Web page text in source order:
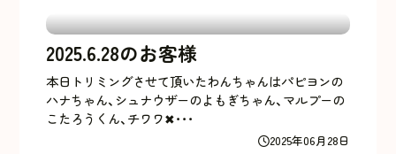
2025.6.28のお客様
2025年06月28日
本日トリミングさせて頂いたわんちゃんはパピヨンの
ハナちゃん、シュナウザーのよもぎちゃん、マルプーの
こたろうくん、チワワ✖･･･